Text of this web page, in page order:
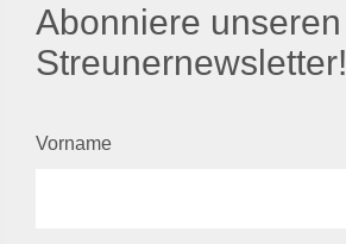
Abonniere unseren
Streunernewsletter!
Vorname